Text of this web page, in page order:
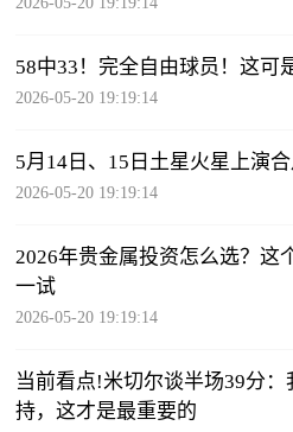
58中33！完全自由球员！这可
2026-05-20 19:19:14
5月14日、15日土星火星上演
2026-05-20 19:19:14
2026年贵金属投资怎么选？这
一试
2026-05-20 19:19:14
当前看点!米切尔谈半场39分
持，这才是最重要的